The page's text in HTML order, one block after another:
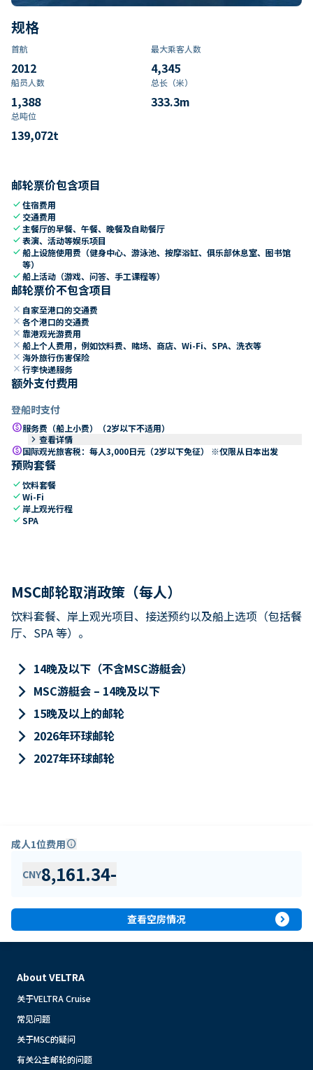
规格
首航
2012
最大乘客人数
4,345
船员人数
1,388
总长（米）
333.3m
总吨位
139,072t
邮轮票价包含项目
check住宿费用
check 交通费用
check 主餐厅的早餐、午餐、晚餐及自助餐厅
check表演、活动等娱乐项目
check船上设施使用费（健身中心、游泳池、按摩浴缸、俱乐部休息室、图书馆
等）
check船上活动（游戏、问答、手工课程等）
邮轮票价不包含项目
close 自家至港口的交通费
close 各个港口的交通费
close 靠港观光游费用
close 船上个人费用，例如饮料费、赌场、商店、Wi-Fi、SPA、洗衣等
close 海外旅行伤害保险
close 行李快递服务
额外支付费用
登船时支付
paid服务费（船上小费）（2岁以下不适用）
keyboard_arrow_right 查看详情
paid国际观光旅客税：每人3,000日元（2岁以下免征） ※仅限从日本出发
预购套餐
check饮料套餐
checkWi-Fi
check 岸上观光行程
checkSPA
MSC邮轮取消政策（每人）
饮料套餐、岸上观光项目、接送预约以及船上选项（包括餐
厅、SPA 等）。
keyboard_arrow_right 14晚及以下（不含MSC游艇会）
keyboard_arrow_right MSC游艇会 – 14晚及以下
keyboard_arrow_right 15晚及以上的邮轮
keyboard_arrow_right 2026年环球邮轮
keyboard_arrow_right 2027年环球邮轮
成人1位费用info
CNY8,161.34-
查看空房情况 expand_circle_right
About VELTRA
关于VELTRA Cruise
常见问题
关于MSC的疑问
有关公主邮轮的问题